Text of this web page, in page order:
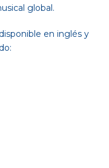
global.
en inglés y